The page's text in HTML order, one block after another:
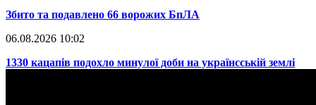
​Збито та подавлено 66 ворожих БпЛА
06.08.2026 10:02
​1330 кацапів подохло минулої доби на українсській землі